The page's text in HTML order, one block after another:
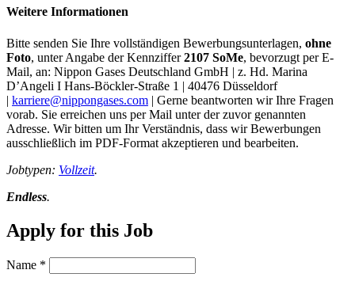
Weitere Informationen
Bitte senden Sie Ihre vollständigen Bewerbungsunterlagen, ohne
Foto, unter Angabe der Kennziffer2107 SoMe, bevorzugt per E-
Mail, an: Nippon Gases Deutschland GmbH | z. Hd. Marina
D’Angeli I Hans-Böckler-Straße 1 | 40476 Düsseldorf
| karriere@nippongases.com | Gerne beantworten wir Ihre Fragen
vorab. Sie erreichen uns per Mail unter der zuvor genannten
Adresse. Wir bitten um Ihr Verständnis, dass wir Bewerbungen
ausschließlich im PDF-Format akzeptieren und bearbeiten.
Jobtypen: Vollzeit.
Endless.
Apply for this Job
Name *